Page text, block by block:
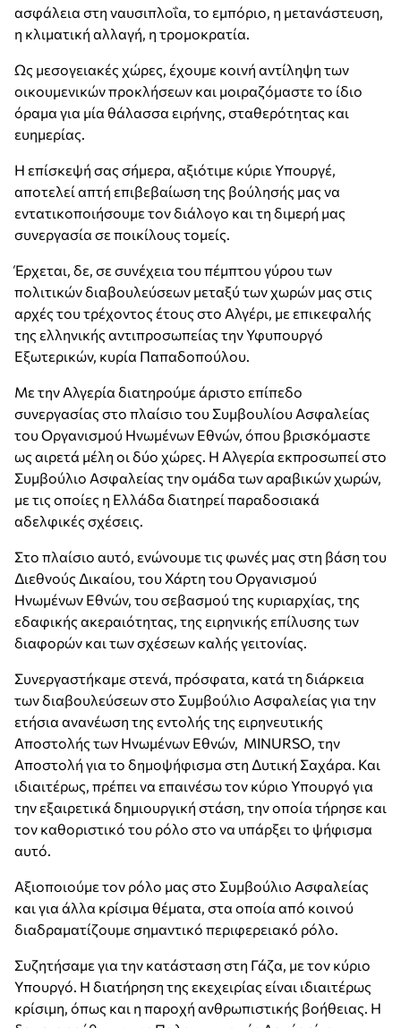
ασφάλεια στη ναυσιπλοΐα, το εμπόριο, η μετανάστευση,
η κλιματική αλλαγή, η τρομοκρατία.
Ως μεσογειακές χώρες, έχουμε κοινή αντίληψη των
οικουμενικών προκλήσεων και μοιραζόμαστε το ίδιο
όραμα για μία θάλασσα ειρήνης, σταθερότητας και
ευημερίας.
Η επίσκεψή σας σήμερα, αξιότιμε κύριε Υπουργέ,
αποτελεί απτή επιβεβαίωση της βούλησής μας να
εντατικοποιήσουμε τον διάλογο και τη διμερή μας
συνεργασία σε ποικίλους τομείς.
Έρχεται, δε, σε συνέχεια του πέμπτου γύρου των
πολιτικών διαβουλεύσεων μεταξύ των χωρών μας στις
αρχές του τρέχοντος έτους στο Αλγέρι, με επικεφαλής
της ελληνικής αντιπροσωπείας την Υφυπουργό
Εξωτερικών, κυρία Παπαδοπούλου.
Με την Αλγερία διατηρούμε άριστο επίπεδο
συνεργασίας στο πλαίσιο του Συμβουλίου Ασφαλείας
του Οργανισμού Ηνωμένων Εθνών, όπου βρισκόμαστε
ως αιρετά μέλη οι δύο χώρες. Η Αλγερία εκπροσωπεί στο
Συμβούλιο Ασφαλείας την ομάδα των αραβικών χωρών,
με τις οποίες η Ελλάδα διατηρεί παραδοσιακά
αδελφικές σχέσεις.
Στο πλαίσιο αυτό, ενώνουμε τις φωνές μας στη βάση του
Διεθνούς Δικαίου, του Χάρτη του Οργανισμού
Ηνωμένων Εθνών, του σεβασμού της κυριαρχίας, της
εδαφικής ακεραιότητας, της ειρηνικής επίλυσης των
διαφορών και των σχέσεων καλής γειτονίας.
Συνεργαστήκαμε στενά, πρόσφατα, κατά τη διάρκεια
των διαβουλεύσεων στο Συμβούλιο Ασφαλείας για την
ετήσια ανανέωση της εντολής της ειρηνευτικής
Αποστολής των Ηνωμένων Εθνών, MINURSΟ, την
Αποστολή για το δημοψήφισμα στη Δυτική Σαχάρα. Και
ιδιαιτέρως, πρέπει να επαινέσω τον κύριο Υπουργό για
την εξαιρετικά δημιουργική στάση, την οποία τήρησε και
τον καθοριστικό του ρόλο στο να υπάρξει το ψήφισμα
αυτό.
Αξιοποιούμε τον ρόλο μας στο Συμβούλιο Ασφαλείας
και για άλλα κρίσιμα θέματα, στα οποία από κοινού
διαδραματίζουμε σημαντικό περιφερειακό ρόλο.
Συζητήσαμε για την κατάσταση στη Γάζα, με τον κύριο
Υπουργό. Η διατήρηση της εκεχειρίας είναι ιδιαιτέρως
κρίσιμη, όπως και η παροχή ανθρωπιστικής βοήθειας. Η